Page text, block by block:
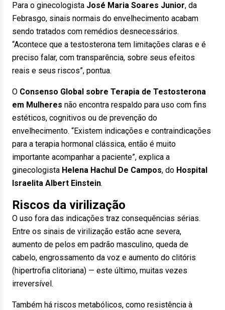
Para o ginecologista José Maria Soares Junior, da
Febrasgo, sinais normais do envelhecimento acabam
sendo tratados com remédios desnecessários.
“Acontece que a testosterona tem limitações claras e é
preciso falar, com transparência, sobre seus efeitos
reais e seus riscos”, pontua.
O Consenso Global sobre Terapia de Testosterona
em Mulheres não encontra respaldo para uso com fins
estéticos, cognitivos ou de prevenção do
envelhecimento. “Existem indicações e contraindicações
para a terapia hormonal clássica, então é muito
importante acompanhar a paciente”, explica a
ginecologista Helena Hachul De Campos, do Hospital
Israelita Albert Einstein.
Riscos da virilização
O uso fora das indicações traz consequências sérias.
Entre os sinais de virilização estão acne severa,
aumento de pelos em padrão masculino, queda de
cabelo, engrossamento da voz e aumento do clitóris
(hipertrofia clitoriana) — este último, muitas vezes
irreversível.
Também há riscos metabólicos, como resistência à